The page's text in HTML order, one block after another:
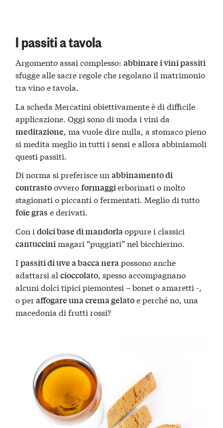
I passiti a tavola
Argomento assai complesso:abbinare i vini passiti
sfugge alle sacre regole che regolano il matrimonio
tra vino e tavola.
La scheda Mercatini obiettivamente è di difficile
applicazione. Oggi sono di moda i vini da
meditazione, ma vuole dire nulla, a stomaco pieno
si medita meglio in tutti i sensi e allora abbiniamoli
questi passiti.
Di norma si preferisce unabbinamento di
contrastoovveroformaggierborinati o molto
stagionati o piccanti o fermentati. Meglio di tutto
foie gras e derivati.
Con idolci base di mandorlaoppure i classici
cantuccinimagari “puggiati” nel bicchierino.
Ipassiti di uve a bacca nera possono anche
adattarsi alcioccolato , spesso accompagnano
alcuni dolci tipici piemontesi – bonet o amaretti -,
o peraffogare una crema gelatoe perché no, una
macedonia di frutti rossi?